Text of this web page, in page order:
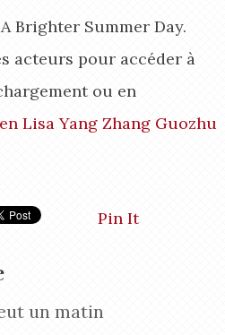
Brighter Summer Day.
acteurs pour accéder à
ou en
Lisa Yang Zhang Guozhu
Pin It
un matin